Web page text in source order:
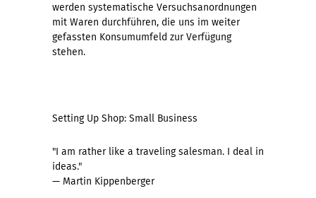
werden systematische Versuchsanordnungen
mit Waren durchführen, die uns im weiter
gefassten Konsumumfeld zur Verfügung
stehen.
Setting Up Shop: Small Business
"I am rather like a traveling salesman. I deal in
ideas."
— Martin Kippenberger